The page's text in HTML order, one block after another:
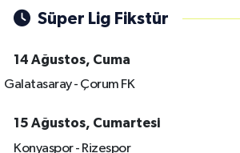
Süper Lig Fikstür
14 Ağustos, Cuma
Galatasaray - Çorum FK
15 Ağustos, Cumartesi
Konyaspor - Rizespor